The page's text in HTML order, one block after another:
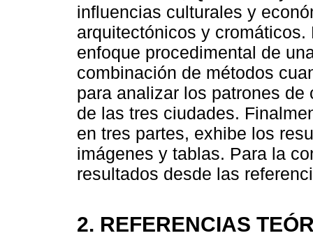
influencias culturales y
arquitectónicos y
enfoque procedimental de
combinación de métodos
para analizar los patrones
de las tres ciudades.
en tres partes, exhibe los
imágenes y tablas. Para la
resultados desde las
2. REFERENCIAS